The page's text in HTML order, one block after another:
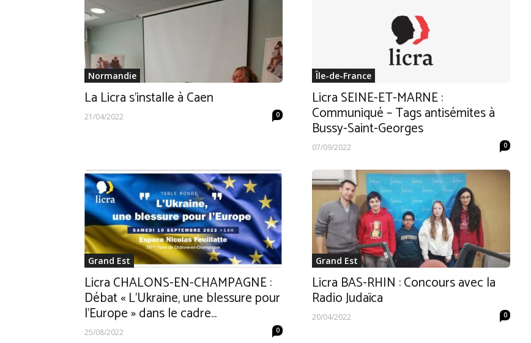
Normandie
La Licra s’installe à Caen
21/04/2022 0
Île-de-France
Licra SEINE-ET-MARNE :
Communiqué – Tags antisémites à
Bussy-Saint-Georges
07/09/2022 0
Grand Est
Licra CHALONS-EN-CHAMPAGNE :
Débat « L’Ukraine, une blessure pour
l’Europe » dans le cadre...
25/08/2022 0
Grand Est
Licra BAS-RHIN : Concours avec la
Radio Judaïca
20/04/2022 0